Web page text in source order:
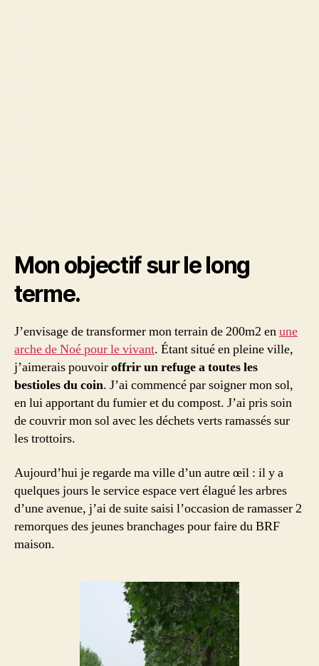
.
.
.
.
.
.
.
Mon objectif sur le long
terme.
J’envisage de transformer mon terrain de 200m2 enune
arche de Noé pour le vivant. Étant situé en pleine ville,
j’aimerais pouvoiroffrir un refuge a toutes les
bestioles du coin. J’ai commencé par soigner mon sol,
en lui apportant du fumier et du compost. J’ai pris soin
de couvrir mon sol avec les déchets verts ramassés sur
les trottoirs.
Aujourd’hui je regarde ma ville d’un autre œil : il y a
quelques jours le service espace vert élagué les arbres
d’une avenue, j’ai de suite saisi l’occasion de ramasser 2
remorques des jeunes branchages pour faire du BRF
maison.